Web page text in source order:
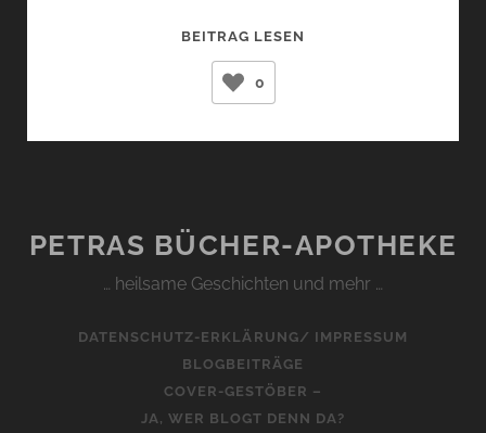
BEITRAG LESEN
0
PETRAS BÜCHER-APOTHEKE
… heilsame Geschichten und mehr …
DATENSCHUTZ-ERKLÄRUNG/ IMPRESSUM
BLOGBEITRÄGE
COVER-GESTÖBER –
JA, WER BLOGT DENN DA?